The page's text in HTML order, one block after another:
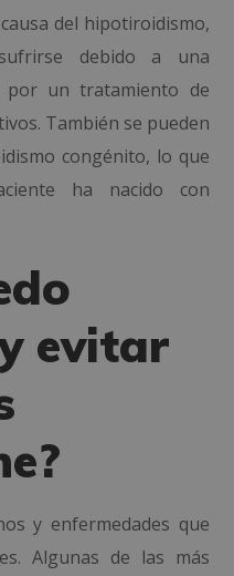
del hipotiroidismo,
debido a una
un tratamiento de
También se pueden
congénito, lo que
ha nacido con
evitar
y enfermedades que
Algunas de las más